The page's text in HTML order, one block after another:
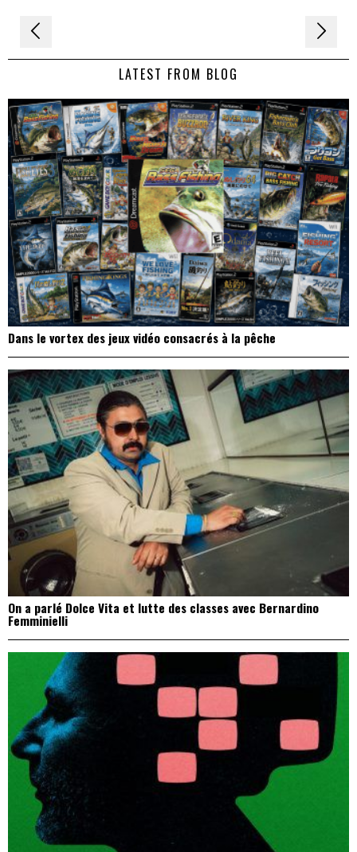
Navigation
de LATEST FROM BLOG
Dans le vortex des jeux vidéo consacrés à la pêche
On a parlé Dolce Vita et lutte des classes avec Bernardino
Femminielli